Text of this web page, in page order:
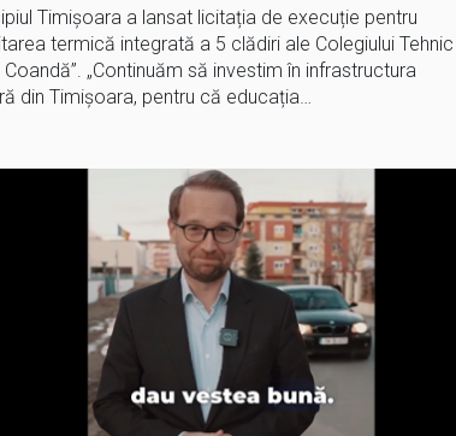
Timișoara a lansat licitația de execuție pentru
termică integrată a 5 clădiri ale Colegiului Tehnic
Coandă”. „Continuăm să investim în infrastructura
din Timișoara, pentru că educația…